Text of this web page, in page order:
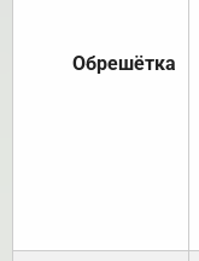
Обрешётка